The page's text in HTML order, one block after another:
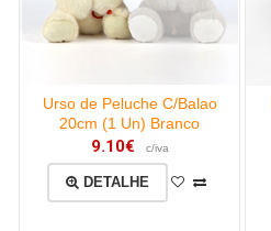
Urso de Peluche C/Balao
20cm (1 Un) Branco
9.10€ c/iva
DETALHE